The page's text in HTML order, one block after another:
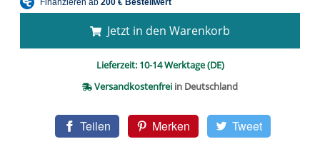
Jetzt in den Warenkorb
Lieferzeit:10-14 Werktage (DE)
Versandkostenfrei in Deutschland
Teilen Merken Tweet